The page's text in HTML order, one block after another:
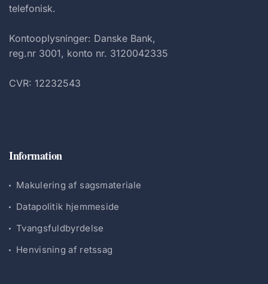
telefonisk.
Kontooplysninger: Danske Bank,
reg.nr 3001, konto nr. 3120042335
CVR: 12232543
Information
Makulering af sagsmateriale
Datapolitik hjemmeside
Tvangsfuldbyrdelse
Henvisning af retssag